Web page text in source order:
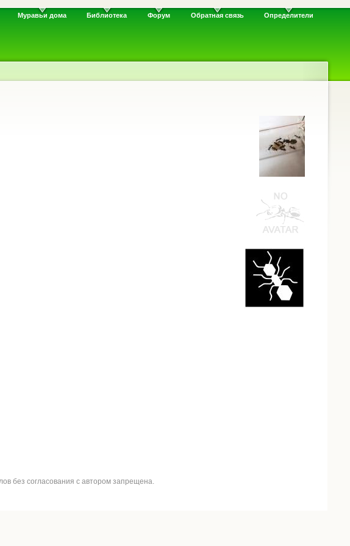
Муравьи дома Библиотека Форум Обратная связь Определители
без согласования с автором запрещена.